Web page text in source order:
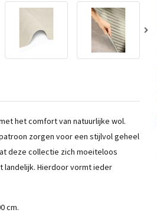
het comfort van natuurlijke wol.
zorgen voor een stijlvol geheel
deze collectie zich moeiteloos
landelijk. Hierdoor vormt ieder
cm.